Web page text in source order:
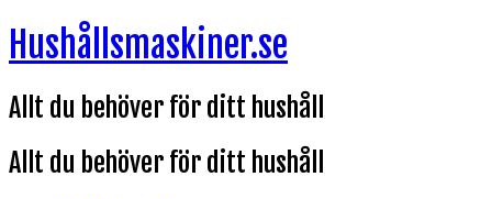
Hoppa
till
Hushållsmaskiner.se
Allt du behöver för ditt hushåll
Allt du behöver för ditt hushåll